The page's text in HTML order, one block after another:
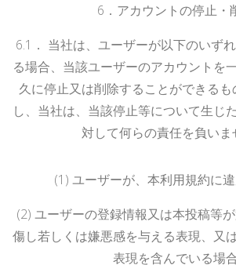
6 ．アカウントの停止・
6.1 ． 当社は、ユーザーが以下のいず
る場合、当該ユーザーのアカウントを
久に停止又は削除することができる
し、当社は、当該停止等について生じ
対して何らの責任を負いま
(1) ユーザーが、本利用規約に
(2) ユーザーの登録情報又は本投稿等
傷し若しくは嫌悪感を与える表現、又
表現を含んでいる場